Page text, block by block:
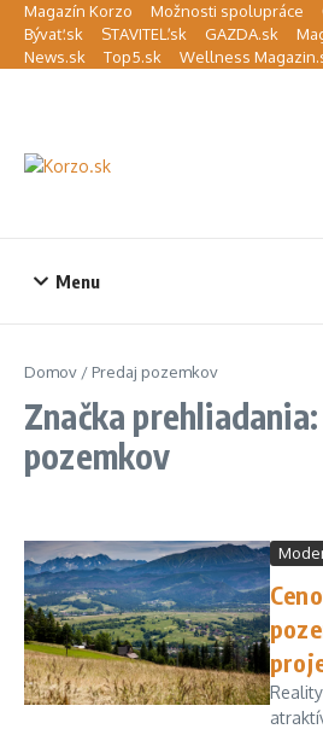
Preskočiť na obsah
Magazín Korzo Možnosti spolupráce
Bývať.sk
STAVITEĽ.sk GAZDA.sk
News.sk
Top5.sk Wellness
Menu
Domov / Predaj pozemkov
Značka
pozemkov